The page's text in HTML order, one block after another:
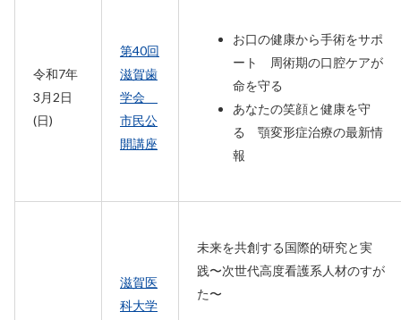
令和7年
3月2日
(日)
第40回
滋賀歯
学会
市民公
開講座
お口の健康から手術をサポ
ート 周術期の口腔ケアが
命を守る
あなたの笑顔と健康を守
る 顎変形症治療の最新情
報
滋賀医
科大学
未来を共創する国際的研究と実
践〜次世代高度看護系人材のすが
た〜